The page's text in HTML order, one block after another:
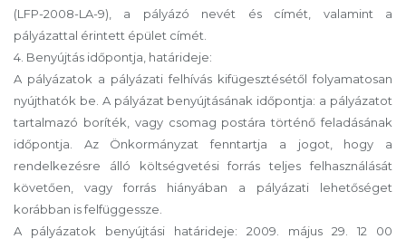
(LFP-2008-LA-9), a pályázó nevét és címét, valamint a
pályázattal érintett épület címét.
4. Benyújtás időpontja, határideje:
A pályázatok a pályázati felhívás kifügesztésétől folyamatosan
nyújthatók be. A pályázat benyújtásának időpontja: a pályázatot
tartalmazó boríték, vagy csomag postára történő feladásának
időpontja. Az Önkormányzat fenntartja a jogot, hogy a
rendelkezésre álló költségvetési forrás teljes felhasználását
követően, vagy forrás hiányában a pályázati lehetőséget
korábban is felfüggessze.
A pályázatok benyújtási határideje: 2009. május 29. 12 00